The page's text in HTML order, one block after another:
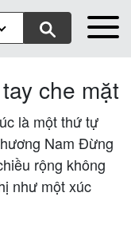
che mặt
là một thứ tự
Nam Đừng
rộng không
như một xúc